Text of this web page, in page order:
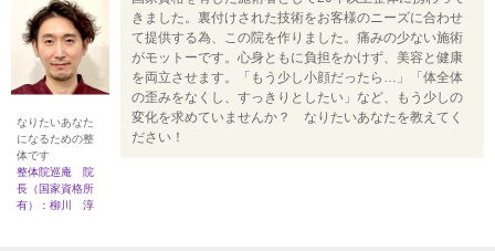
なりたいあなた
になるための整
体です
整体院巡庵 院
長（国家資格所
有）：柳川 淳
きました。裏付けされた技術をお客様のニーズに合わせ
て提供する為、この院を作りました。痛みの少ない施術
がモットーです。心身ともに負担をかけず、美容と健康
を両立させます。「もう少し小顔だったら…」「体全体
の歪みをなくし、すっきりとしたい」など、もう少しの
変化を求めていませんか？ なりたいあなたを教えてく
ださい！